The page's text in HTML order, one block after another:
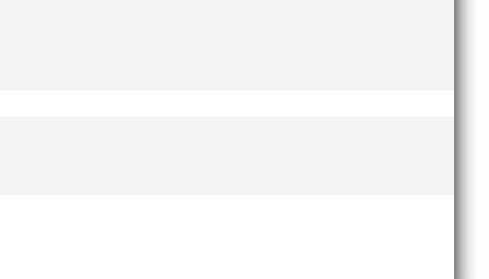
nedan. Stort tack till Bengt Bendéus som
inomhus, dessutom sexa på VM inomhus och